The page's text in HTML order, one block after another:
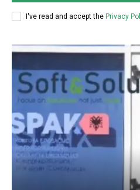
I've read and accept the Privacy